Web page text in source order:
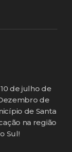
de julho de
de
de Santa
na região
Sul!